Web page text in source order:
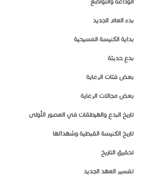
بدء العام الجديد
بداية الكنيسة المسيحية
بدع حديثة
بعض فئات الرعاية
بعض مجالات الرعاية
تاريخ البدع والهرطقات في العصور الأولى
تاريخ الكنيسة القبطية وشهدائها
تحقيق التاريخ
تفسير العهد الجديد